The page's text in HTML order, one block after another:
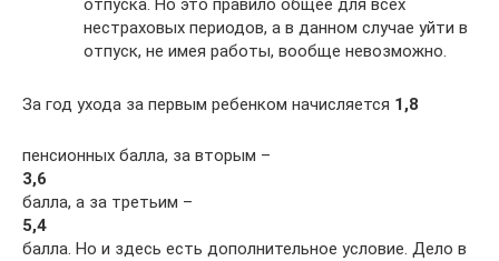
отпуска. Но это правило общее для всех
нестраховых периодов, а в данном случае уйти в
отпуск, не имея работы, вообще невозможно.
За год ухода за первым ребенком начисляется 1,8
пенсионных балла, за вторым –
3,6
балла, а за третьим –
5,4
балла. Но и здесь есть дополнительное условие. Дело в